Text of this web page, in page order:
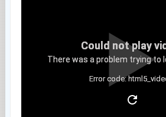
Could not play
There was a problem trying to
Error code: